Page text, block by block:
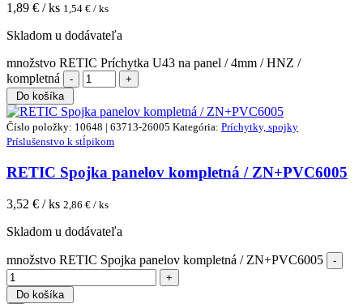
1,89 € / ks 1,54 € / ks
Skladom u dodávateľa
množstvo RETIC Príchytka U43 na panel / 4mm / HNZ /
kompletná
Do košíka
Číslo položky: 10648 | 63713-26005 Kategória: Príchytky, spojky
Príslušenstvo k stĺpikom
RETIC Spojka panelov kompletná / ZN+PVC6005
3,52 € / ks 2,86 € / ks
Skladom u dodávateľa
množstvo RETIC Spojka panelov kompletná / ZN+PVC6005
Do košíka